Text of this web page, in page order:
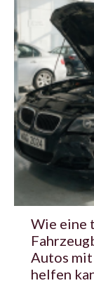
Wie eine
Autos
helfen